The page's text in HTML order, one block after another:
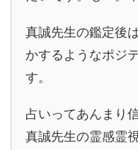
真誠先生の鑑定後
かするようなポジ
す。
占いってあんまり
真誠先生の霊感霊